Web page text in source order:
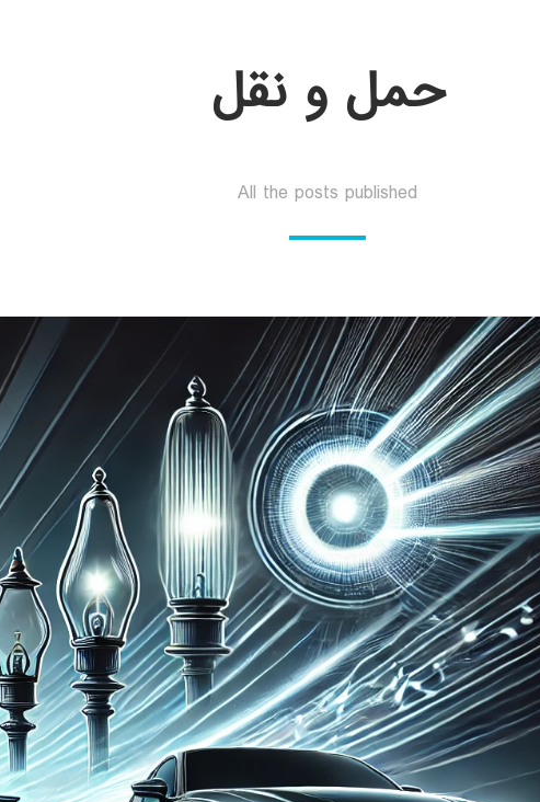
حمل و نقل
All the posts published